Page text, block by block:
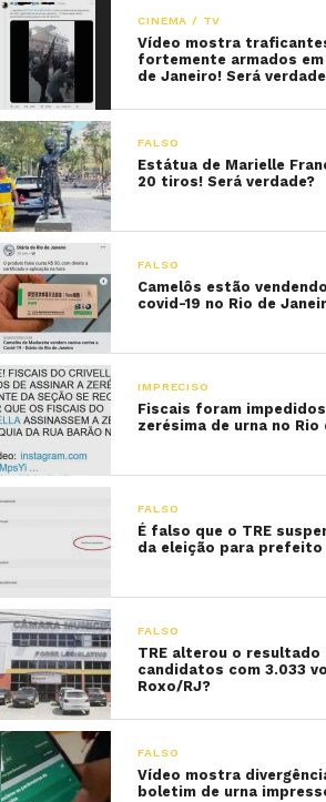
CINEMA / TV
Vídeo mostra
fortemente armados
de Janeiro! Será
FALSO
Estátua de Marielle
20 tiros! Será verdade?
FALSO
Camelôs estão
covid-19 no Rio de
IMPRECISO
Fiscais foram
zerésima de urna no Rio
FALSO
É falso que o TRE
da eleição para prefeito
FALSO
TRE alterou o resultado
candidatos com 3.033
Roxo/RJ?
FALSO
Vídeo mostra
boletim de urna